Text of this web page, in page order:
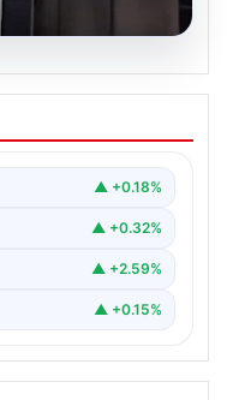
çıktı,
"Elazığ'da▲ +0.18%
▲ +0.32%
▲ +2.59%
▲ +0.15%